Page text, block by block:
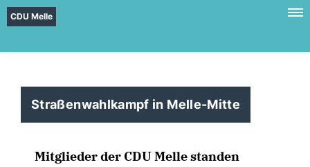
CDU Melle
Straßenwahlkampf in Melle-Mitte
Mitglieder der CDU Melle standen